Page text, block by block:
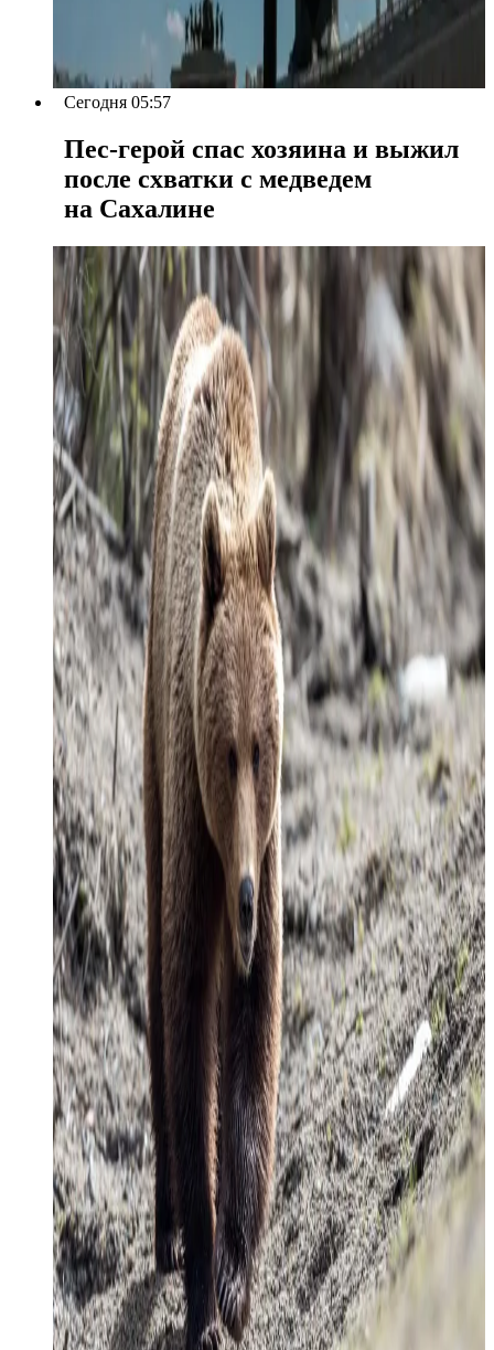
Сегодня 05:57
Пес-герой спас хозяина и выжил
после схватки с медведем
на Сахалине